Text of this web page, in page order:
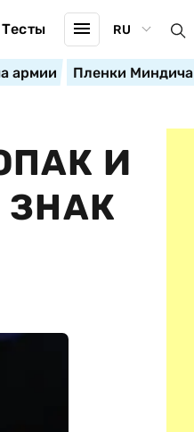
Тесты RU
армии Пленки Миндича
И
ЗНАК